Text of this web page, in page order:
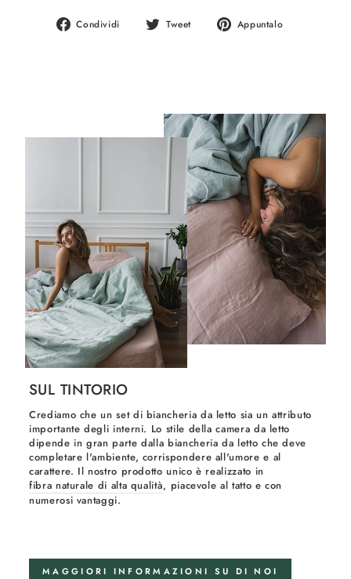
Condividi
CondividiTweet
Twitta Appuntalo
SUL TINTORIO
Crediamo che un set di biancheria da letto sia un attributo
importante degli interni. Lo stile della camera da letto
dipende in gran parte dalla biancheria da letto che deve
completare l'ambiente, corrispondere all'umore e al
carattere. Il nostro prodotto unico è realizzato in
fibra naturale di alta qualità, piacevole al tatto e con
numerosi vantaggi.
MAGGIORI INFORMAZIONI SU DI NOI